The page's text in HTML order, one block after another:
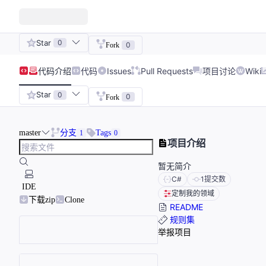
Star 0 Fork 0
代码介绍 代码 Issues Pull Requests 项目讨论 Wiki
Star 0 Fork 0
master 分支 1 Tags 0
IDE
下载zip
Clone
项目介绍
暂无简介
C# 1提交数
定制我的领域
README
规则集
举报项目